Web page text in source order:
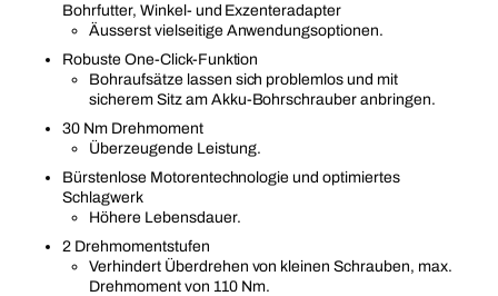
Bohrfutter, Winkel- und Exzenteradapter
Äusserst vielseitige Anwendungsoptionen.
Robuste One-Click-Funktion
Bohraufsätze lassen sich problemlos und mit
sicherem Sitz am Akku-Bohrschrauber anbringen.
30 Nm Drehmoment
Überzeugende Leistung.
Bürstenlose Motorentechnologie und optimiertes
Schlagwerk
Höhere Lebensdauer.
2 Drehmomentstufen
Verhindert Überdrehen von kleinen Schrauben, max.
Drehmoment von 110 Nm.